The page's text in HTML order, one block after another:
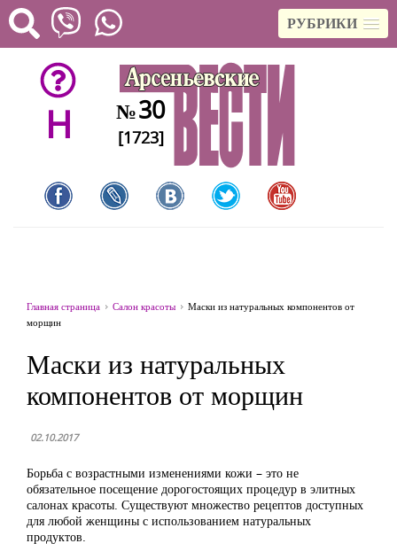
РУБРИКИ
H №30
[1723]
Главная страница Салон красоты
Маски из натуральных компонентов от
морщин
Маски из натуральных
компонентов от морщин
02.10.2017
Борьба с возрастными изменениями кожи – это не
обязательное посещение дорогостоящих процедур в элитных
салонах красоты. Существуют множество рецептов доступных
для любой женщины с использованием натуральных
продуктов.